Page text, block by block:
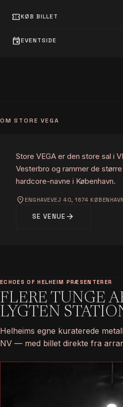
confirmation_numberKØB BILLET
eventEVENTSIDE
OM STORE VEGA
Store VEGA er den store sal i
Vesterbro og rammer de
hardcore-navne i København.
location_on ENGHAVEVEJ 40, 1674
SE VENUE arrow_forward
ECHOES OF HELHEIM PRÆSENTERER
FLERE TUNGE
LYGTEN
Helheims egne kuraterede
NV — med billet direkte fra